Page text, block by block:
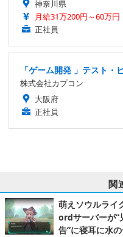
神奈川県
月給31万200円～60万円
正社員
「ゲーム開発 」テスト・
株式会社カプコン
大阪府
正社員
関
萌えソウルライ
ordサーバーが“
告”に寝耳に水